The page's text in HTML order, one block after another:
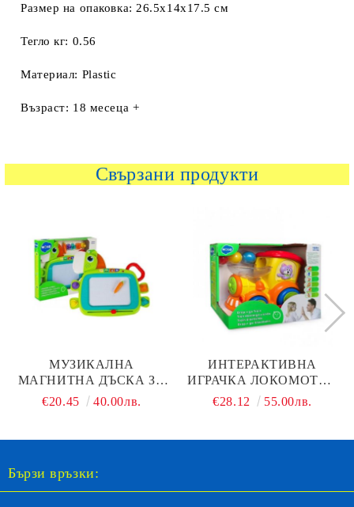
Размер на опаковка: 26.5x14x17.5 см
Тегло кг: 0.56
Материал: Plastic
Възраст: 18 месеца +
Свързани продукти
МУЗИКАЛНА
МАГНИТНА ДЪСКА ЗА
РИСУВАНЕ HOLA 3131
€20.45 40.00лв.
ИНТЕРАКТИВНА
ИГРАЧКА ЛОКОМОТИВ
С ТОПКИ HOLA 958
€28.12 55.00лв.
Бързи връзки: